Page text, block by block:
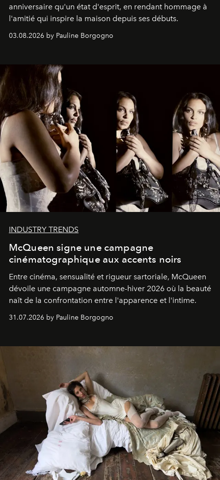
anniversaire qu'un état d'esprit, en rendant hommage à
l'amitié qui inspire la maison depuis ses débuts.
03.08.2026 by Pauline Borgogno
INDUSTRY TRENDS
McQueen signe une campagne
cinématographique aux accents noirs
Entre cinéma, sensualité et rigueur sartoriale, McQueen
dévoile une campagne automne-hiver 2026 où la beauté
naît de la confrontation entre l'apparence et l'intime.
31.07.2026 by Pauline Borgogno